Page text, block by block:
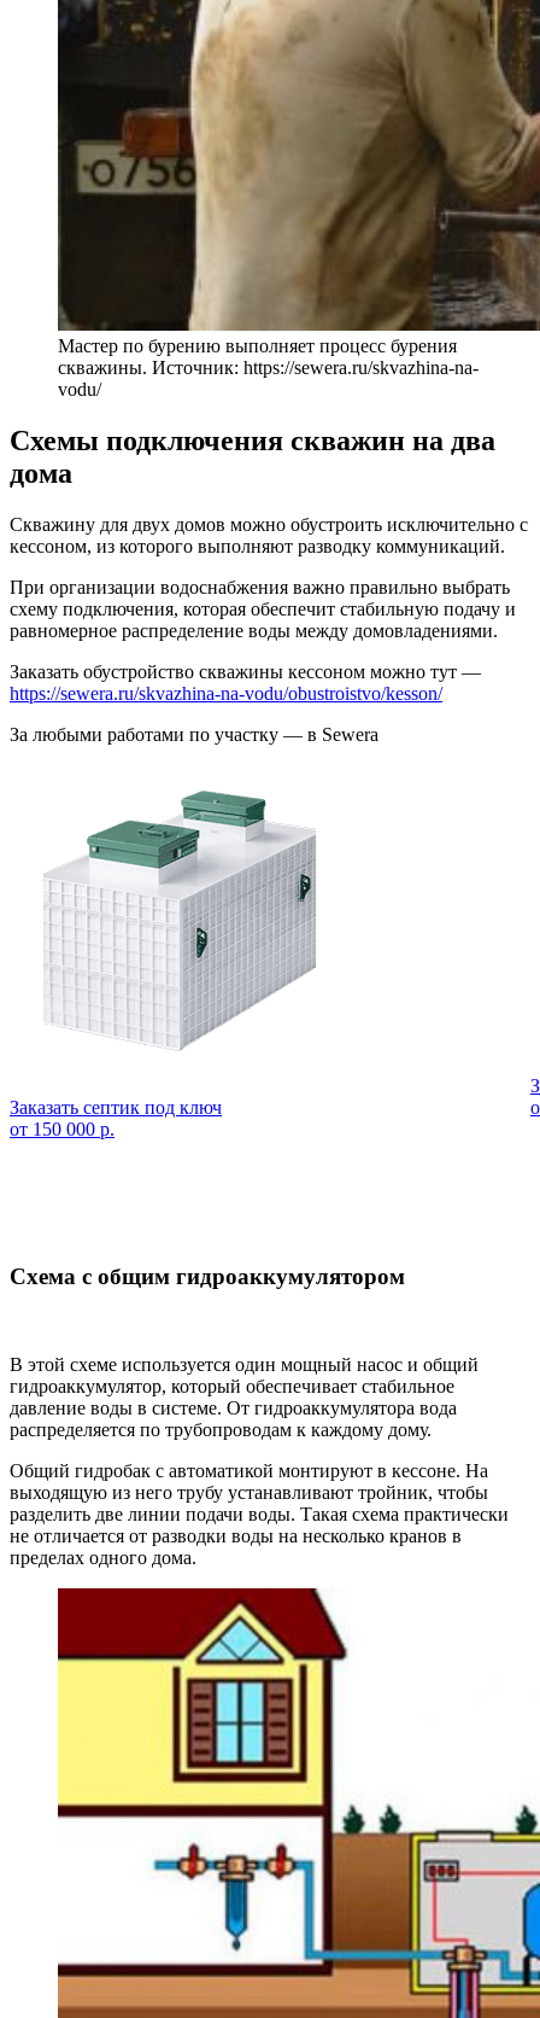
Мастер по бурению выполняет процесс бурения
скважины. Источник: https://sewera.ru/skvazhina-na-
vodu/
Схемы подключения скважин на два
дома
Скважину для двух домов можно обустроить исключительно с
кессоном, из которого выполняют разводку коммуникаций.
При организации водоснабжения важно правильно выбрать
схему подключения, которая обеспечит стабильную подачу и
равномерное распределение воды между домовладениями.
Заказать обустройство скважины кессоном можно тут —
https://sewera.ru/skvazhina-na-vodu/obustroistvo/kesson/
За любыми работами по участку — в Sewera
Заказать септик под ключ
от 150 000 р.
Схема с общим гидроаккумулятором
В этой схеме используется один мощный насос и общий
гидроаккумулятор, который обеспечивает стабильное
давление воды в системе. От гидроаккумулятора вода
распределяется по трубопроводам к каждому дому.
Общий гидробак с автоматикой монтируют в кессоне. На
выходящую из него трубу устанавливают тройник, чтобы
разделить две линии подачи воды. Такая схема практически
не отличается от разводки воды на несколько кранов в
пределах одного дома.